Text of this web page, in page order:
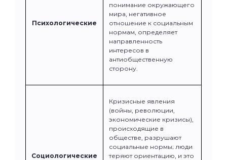
Психологические
понимание окружающего
мира, негативное
отношение к социальным
нормам, определяет
направленность
интересов в
антиобщественную
сторону.
Социологические
Кризисные явления
(войны, революции,
экономические кризисы),
происходящие в
обществе, разрушают
социальные нормы; люди
теряют ориентацию, и это